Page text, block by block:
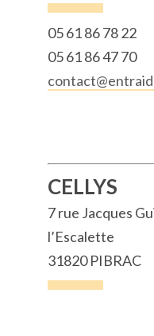
05 61 86 78 22
05 61 86 47 70
CELLYS
7 rue Jacques
l’Escalette
31820 PIBRAC